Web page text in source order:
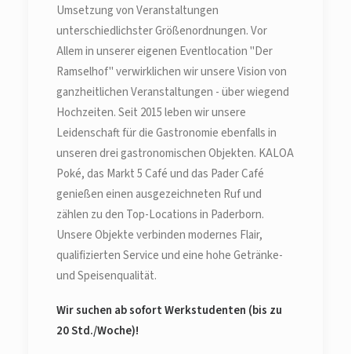
Umsetzung von Veranstaltungen
unterschiedlichster Größenordnungen. Vor
Allem in unserer eigenen Eventlocation "Der
Ramselhof" verwirklichen wir unsere Vision von
ganzheitlichen Veranstaltungen - über wiegend
Hochzeiten. Seit 2015 leben wir unsere
Leidenschaft für die Gastronomie ebenfalls in
unseren drei gastronomischen Objekten. KALOA
Poké, das Markt 5 Café und das Pader Café
genießen einen ausgezeichneten Ruf und
zählen zu den Top-Locations in Paderborn.
Unsere Objekte verbinden modernes Flair,
qualifizierten Service und eine hohe Getränke-
und Speisenqualität.
Wir suchen ab sofort Werkstudenten (bis zu
20 Std./Woche)!